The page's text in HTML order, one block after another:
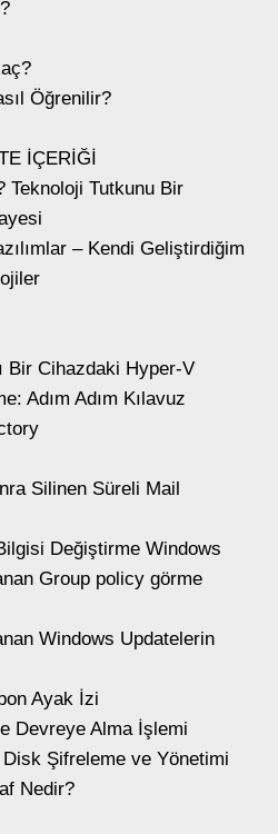
Öğrenilir?
İÇERİĞİ
Teknoloji Tutkunu Bir
– Kendi Geliştirdiğim
Bir Cihazdaki Hyper-V
Adım Adım Kılavuz
Silinen Süreli Mail
Değiştirme Windows
Group policy görme
Windows Updatelerin
Ayak İzi
Devreye Alma İşlemi
Şifreleme ve Yönetimi
Nedir?